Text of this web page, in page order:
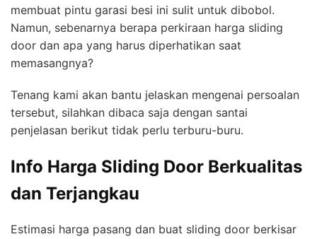
membuat pintu garasi besi ini sulit untuk dibobol.
Namun, sebenarnya berapa perkiraan harga sliding
door dan apa yang harus diperhatikan saat
memasangnya?
Tenang kami akan bantu jelaskan mengenai persoalan
tersebut, silahkan dibaca saja dengan santai
penjelasan berikut tidak perlu terburu-buru.
Info Harga Sliding Door Berkualitas
dan Terjangkau
Estimasi harga pasang dan buat sliding door berkisar